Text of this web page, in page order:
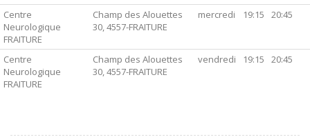
Centre
Neurologique
FRAITURE
Champ des Alouettes
30, 4557-FRAITURE
mercredi 19:15 20:45
Centre
Neurologique
FRAITURE
Champ des Alouettes
30, 4557-FRAITURE
vendredi 19:15 20:45